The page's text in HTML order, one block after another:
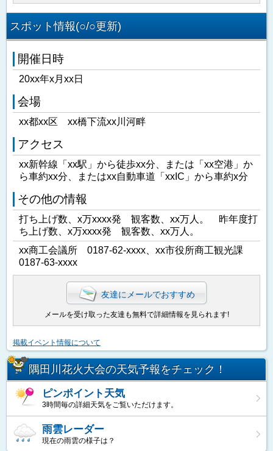
スポット情報(○/○更新)
開催日時
20xx年x月xx日
会場
xx都xx区 xx橋下流xx川河畔
アクセス
xx新幹線「xx駅」から徒歩xx分、または「xx空港」か
ら車約xx分、またはxx自動車道「xxIC」から車約x分
その他の情報
打ち上げ数、x万xxxx発 観客数、xx万人。 昨年度打
ち上げ数、x万xxxx発 観客数、xx万人。
xx商工会議所 0187-62-xxxx、xx市役所商工観光課
0187-63-xxxx
友達にメールでおすすめ
メールを受け取った友達も無料で詳細情報を見られます!
掲載イベント情報について
隅田川花火大会の天気予報をチェック！
ピンポイント天気
3時間毎の詳細天気をご覧いただけます。
雨雲レーダー
現在の雨雲の様子は？